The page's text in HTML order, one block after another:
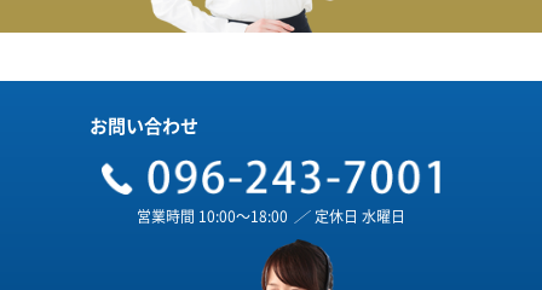
お問い合わせ
営業時間 10:00～18:00 ／ 定休日 水曜日